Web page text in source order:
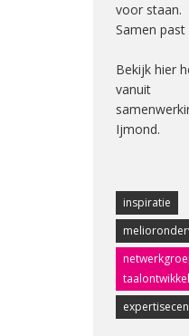
voor staan.
Samen past
Bekijk hier
vanuit
Ijmond.
inspiratie